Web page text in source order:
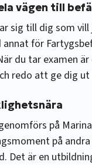
vägen till
sig till dig som
för
du tar examen
redo att ge dig
på
på
Det är en